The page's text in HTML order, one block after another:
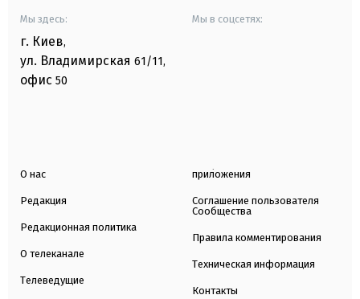
Мы здесь:
г. Киев,
ул. Владимирская 61/11,
офис 50
Мы в соцсетях:
О нас
Редакция
Редакционная политика
О телеканале
Телеведущие
приложения
Соглашение пользователя
Сообщества
Правила комментирования
Техническая информация
Контакты